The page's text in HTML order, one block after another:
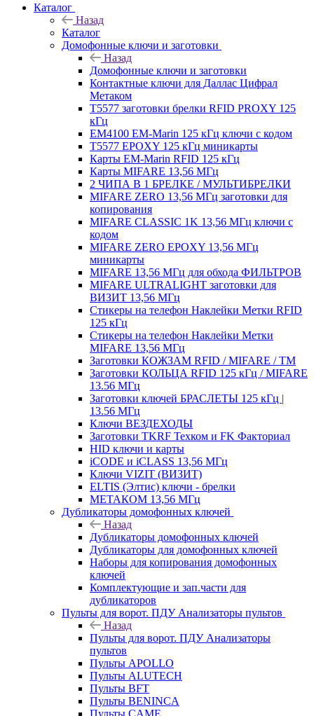
Каталог
Назад
Каталог
Домофонные ключи и заготовки
Назад
Домофонные ключи и заготовки
Контактные ключи для Даллас Цифрал
Метаком
T5577 заготовки брелки RFID PROXY 125
кГц
EM4100 EM-Marin 125 кГц ключи с кодом
T5577 EPOXY 125 кГц миникарты
Карты EM-Marin RFID 125 кГц
Карты MIFARE 13,56 МГц
2 ЧИПА В 1 БРЕЛКЕ / МУЛЬТИБРЕЛКИ
MIFARE ZERO 13,56 МГц заготовки для
копирования
MIFARE CLASSIC 1K 13,56 МГц ключи с
кодом
MIFARE ZERO EPOXY 13,56 МГц
миникарты
MIFARE 13,56 МГц для обхода ФИЛЬТРОВ
MIFARE ULTRALIGHT заготовки для
ВИЗИТ 13,56 МГц
Стикеры на телефон Наклейки Метки RFID
125 кГц
Стикеры на телефон Наклейки Метки
MIFARE 13,56 МГц
Заготовки КОЖЗАМ RFID / MIFARE / TM
Заготовки КОЛЬЦА RFID 125 кГц / MIFARE
13.56 МГц
Заготовки ключей БРАСЛЕТЫ 125 кГц |
13.56 МГц
Ключи ВЕЗДЕХОДЫ
Заготовки TKRF Техком и FK Факториал
HID ключи и карты
iCODE и iCLASS 13,56 МГц
Ключи VIZIT (ВИЗИТ)
ELTIS (Элтис) ключи - брелки
МЕТАКОМ 13,56 МГц
Дубликаторы домофонных ключей
Назад
Дубликаторы домофонных ключей
Дубликаторы для домофонных ключей
Наборы для копирования домофонных
ключей
Комплектующие и зап.части для
дубликаторов
Пульты для ворот. ПДУ Анализаторы пультов
Назад
Пульты для ворот. ПДУ Анализаторы
пультов
Пульты APOLLO
Пульты ALUTECH
Пульты BFT
Пульты BENINCA
Пульты CAME